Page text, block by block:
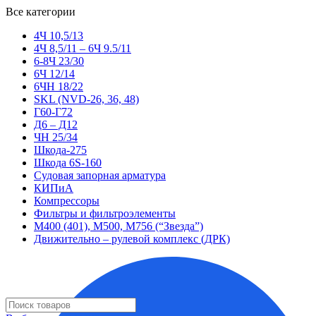
Все категории
4Ч 10,5/13
4Ч 8,5/11 – 6Ч 9.5/11
6-8Ч 23/30
6Ч 12/14
6ЧН 18/22
SKL (NVD-26, 36, 48)
Г60-Г72
Д6 – Д12
ЧН 25/34
Шкода-275
Шкода 6S-160
Судовая запорная арматура
КИПиА
Компрессоры
Фильтры и фильтроэлементы
М400 (401), М500, М756 (“Звезда”)
Движительно – рулевой комплекс (ДРК)